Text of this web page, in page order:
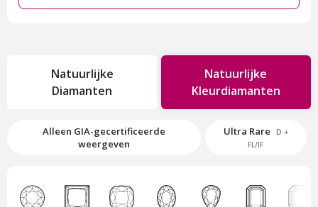
Van Amstel Rokin
€ 500excl. BTW
Van Amstel Sloterplas
excl. BTW
Natuurlijke
Diamanten
Natuurlijke
Kleurdiamanten
Alleen GIA-gecertificeerde
weergeven
Ultra Rare
D +
FL/IF